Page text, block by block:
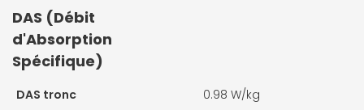
DAS (Débit
d'Absorption
Spécifique)
DAS tronc
0.98 W/kg